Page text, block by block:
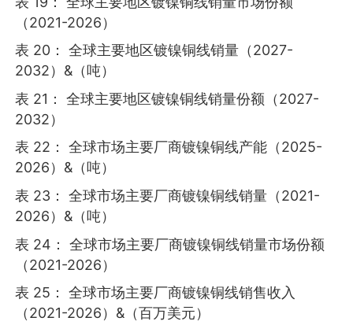
（2021-2026）
表 20： 全球主要地区镀镍铜线销量（2027-
2032）&（吨）
表 21： 全球主要地区镀镍铜线销量份额（2027-
2032）
表 22： 全球市场主要厂商镀镍铜线产能（2025-
2026）&（吨）
表 23： 全球市场主要厂商镀镍铜线销量（2021-
2026）&（吨）
表 24： 全球市场主要厂商镀镍铜线销量市场份额
（2021-2026）
表 25： 全球市场主要厂商镀镍铜线销售收入
（2021-2026）&（百万美元）